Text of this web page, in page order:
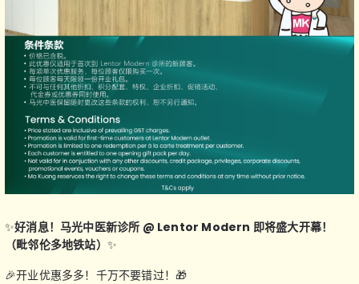
✨好消息！马光中医新诊所 @ Lentor Modern 即将盛大开幕！
（毗邻伦多地铁站） ✨
🎉开业优惠多多！千万不要错过！🎁